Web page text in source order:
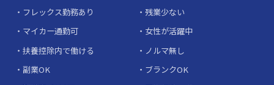
フレックス勤務あり
残業少ない
マイカー通勤可
女性が活躍中
扶養控除内で働ける
ノルマ無し
副業OK
ブランクOK